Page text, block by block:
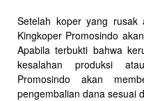
Setelah koper yang rusak
Kingkoper Promosindo
Apabila terbukti bahwa
kesalahan produksi
Promosindo akan
pengembalian dana sesuai